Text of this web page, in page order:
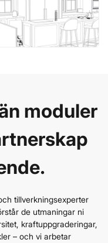
moduler
tillverkningsexperter
de utmaningar ni
kraftuppgraderingar,
– och vi arbetar